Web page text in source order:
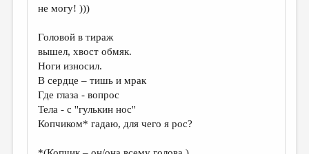
не могу! )))
Головой в тираж
вышел, хвост обмяк.
Ноги износил.
В сердце – тишь и мрак
Где глаза - вопрос
Тела - с ''гулькин нос''
Копчиком* гадаю, для чего я рос?